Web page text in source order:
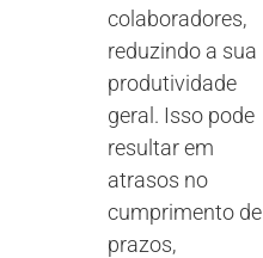
colaboradores,
reduzindo a sua
produtividade
geral. Isso pode
resultar em
atrasos no
cumprimento de
prazos,